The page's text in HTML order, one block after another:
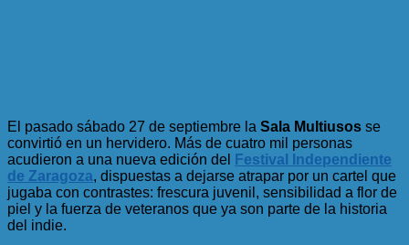
El pasado sábado 27 de septiembre la Sala Multiusos se
convirtió en un hervidero. Más de cuatro mil personas
acudieron a una nueva edición del
Festival Independiente
de Zaragoza, dispuestas a dejarse atrapar por un cartel que
jugaba con contrastes: frescura juvenil, sensibilidad a flor de
piel y la fuerza de veteranos que ya son parte de la historia
del indie.